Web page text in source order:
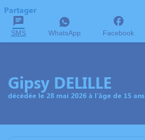
Partager
SMS WhatsApp Facebook
Gipsy DELILLE
décédée le 28 mai 2026 à l'âge de 15 ans